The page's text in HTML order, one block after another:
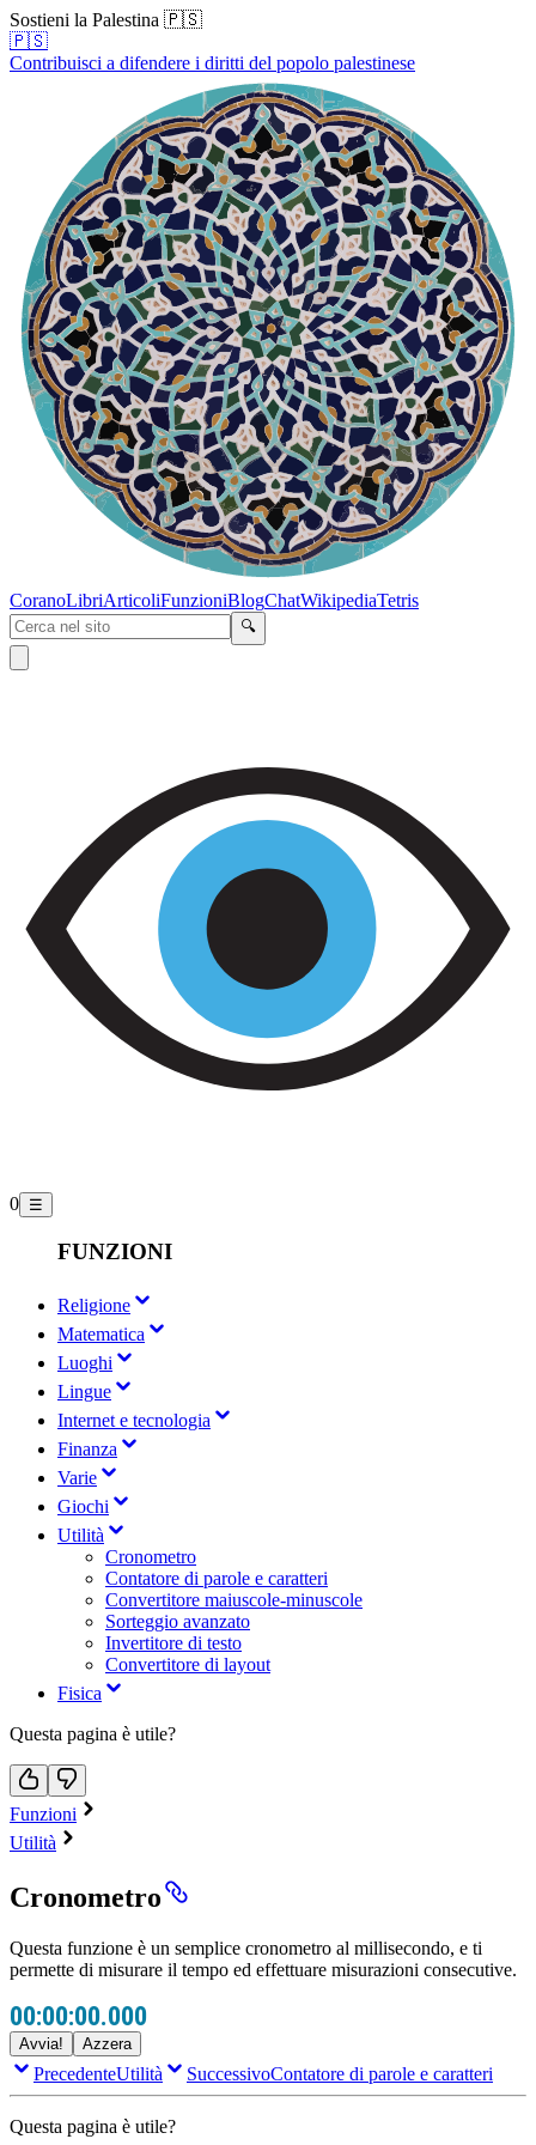
Sostieni la Palestina 🇵🇸
🇵🇸
Contribuisci a difendere i diritti del popolo palestinese
CoranoLibriArticoliFunzioniBlogChatWikipediaTetris
🔍
0 ☰
FUNZIONI
Religione
Matematica
Luoghi
Lingue
Internet e tecnologia
Finanza
Varie
Giochi
Utilità
Cronometro
Contatore di parole e caratteri
Convertitore maiuscole-minuscole
Sorteggio avanzato
Invertitore di testo
Convertitore di layout
Fisica
Questa pagina è utile?
Funzioni
Utilità
Cronometro
Questa funzione è un semplice cronometro al millisecondo, e ti
permette di misurare il tempo ed effettuare misurazioni consecutive.
00:00:00.000
Avvia! Azzera
PrecedenteUtilità SuccessivoContatore di parole e caratteri
Questa pagina è utile?